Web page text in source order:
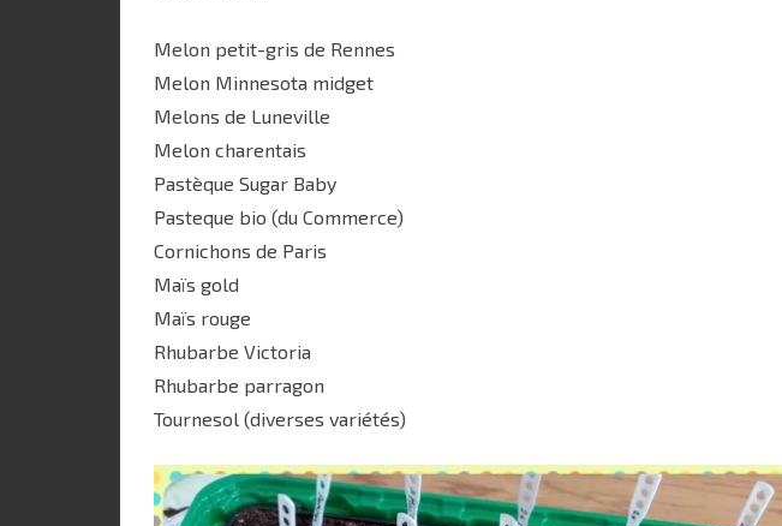
Melon petit-gris de Rennes
Melon Minnesota midget
Melons de Luneville
Melon charentais
Pastèque Sugar Baby
Pasteque bio (du Commerce)
Cornichons de Paris
Maïs gold
Maïs rouge
Rhubarbe Victoria
Rhubarbe parragon
Tournesol (diverses variétés)